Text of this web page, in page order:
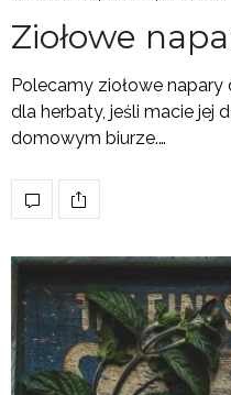
Ziołowe
Polecamy ziołowe
dla herbaty, jeśli macie jej
domowym biurze.…